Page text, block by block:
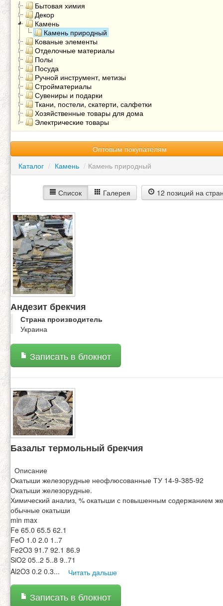
Бытовая химия
Декор
Камень
Камень природный
Кованые элементы
Отделочные материалы
Полы
Посуда
Ручной инструмент, метизы
Стройматериалы
Сувениры и подарки
Ткани, постели, скатерти, салфетки
Хозяйственные товары для дома
Электрические товары
Оптовым покупателям
Каталог / Камень / Камень природный
Список Галерея 12 позиций на
Андезит брекчия
Страна производитель
Украина
Записать в блокнот
Базальт термольный брекчия
Описание
Окатыши железорудные неофлюсованные ТУ 14-9-385-92
Окатыши железорудные.
Химический анализ, % окатыши с повышенным содержанием
обычные окатыши
min max
Fe 65.0 65.5 62.1
FeO 1.0 2.0 1..7
Fe2O3 91.7 92.1 86.9
SiO2 05..2 5..8 9..71
Al2O3 0.2 0.3... Читать дальше
Записать в блокнот